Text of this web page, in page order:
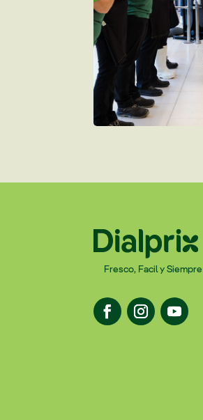
Fresco, Facil y